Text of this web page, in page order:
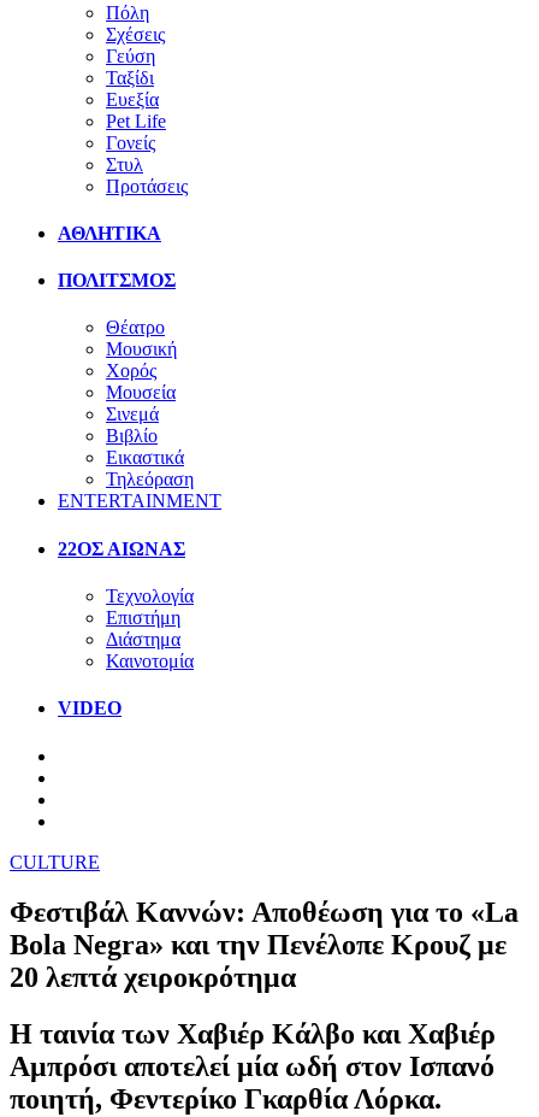
Πόλη
Σχέσεις
Γεύση
Ταξίδι
Ευεξία
Pet Life
Γονείς
Στυλ
Προτάσεις
ΑΘΛΗΤΙΚΑ
ΠΟΛΙΤΣΜΟΣ
Θέατρο
Μουσική
Χορός
Μουσεία
Σινεμά
Βιβλίο
Εικαστικά
Τηλεόραση
ENTERTAINMENT
22ΟΣ ΑΙΩΝΑΣ
Τεχνολογία
Επιστήμη
Διάστημα
Καινοτομία
VIDEO
CULTURE
Φεστιβάλ Καννών: Αποθέωση για το «La
Bola Negra» και την Πενέλοπε Κρουζ με
20 λεπτά χειροκρότημα
Η ταινία των Χαβιέρ Κάλβο και Χαβιέρ
Αμπρόσι αποτελεί μία ωδή στον Ισπανό
ποιητή, Φεντερίκο Γκαρθία Λόρκα.